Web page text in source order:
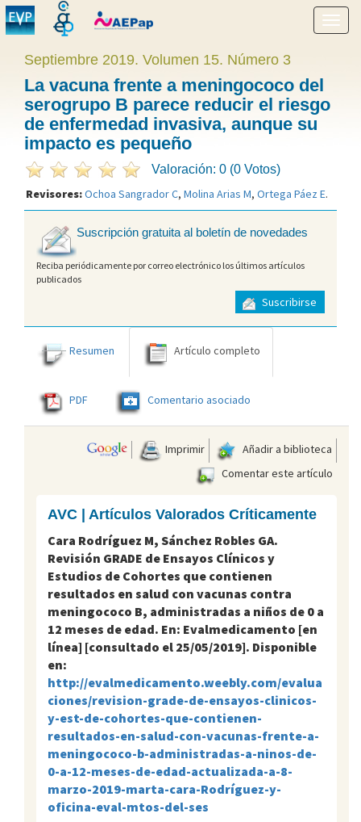
menú
Septiembre 2019. Volumen 15. Número 3
La vacuna frente a meningococo del
serogrupo B parece reducir el riesgo
de enfermedad invasiva, aunque su
impacto es pequeño
Valoración: 0 (0 Votos)
Revisores:Ochoa Sangrador C, Molina Arias M, Ortega Páez E.
Suscripción gratuita al boletín de novedades
Reciba periódicamente por correo electrónico los últimos artículos
publicados
Suscribirse
Resumen Artículo completo
PDF Comentario asociado
Imprimir
Añadir a biblioteca
Comentar este artículo
AVC | Artículos Valorados Críticamente
Cara Rodríguez M, Sánchez Robles GA.
Revisión GRADE de Ensayos Clínicos y
Estudios de Cohortes que contienen
resultados en salud con vacunas contra
meningococo B, administradas a niños de 0 a
12 meses de edad. En: Evalmedicamento [en
línea] [consultado el 25/05/2019]. Disponible
en:
http://evalmedicamento.weebly.com/evalua
ciones/revision-grade-de-ensayos-clinicos-
y-est-de-cohortes-que-contienen-
resultados-en-salud-con-vacunas-frente-a-
meningococo-b-administradas-a-ninos-de-
0-a-12-meses-de-edad-actualizada-a-8-
marzo-2019-marta-cara-Rodríguez-y-
oficina-eval-mtos-del-ses